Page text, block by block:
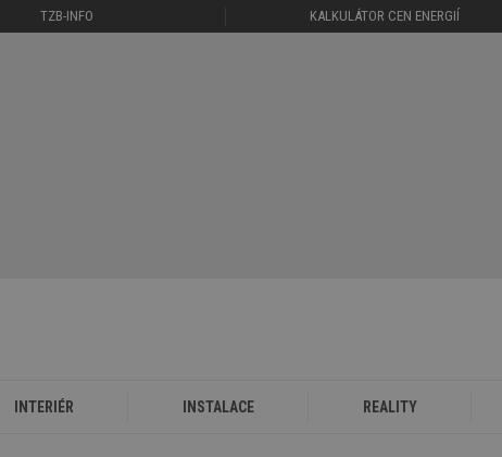
TZB-INFO KALKULÁTOR CEN ENERGIÍ
INTERIÉR INSTALACE REALITY